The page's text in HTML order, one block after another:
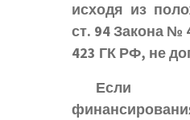
исходя из
ст. 94 Закона №
423 ГК РФ, не
Если